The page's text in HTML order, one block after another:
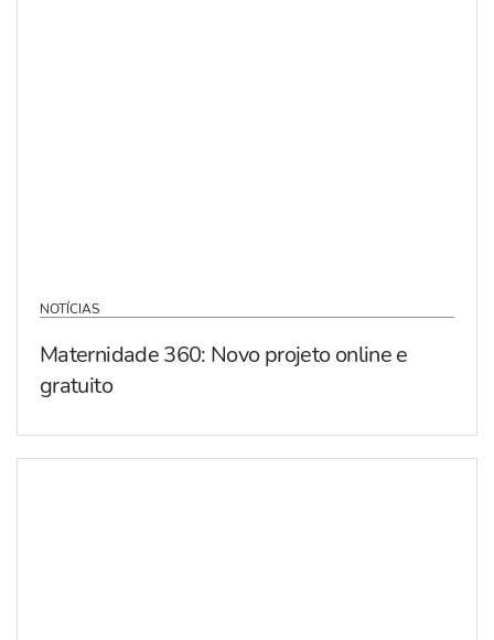
NOTÍCIAS
Maternidade 360: Novo projeto online e
gratuito